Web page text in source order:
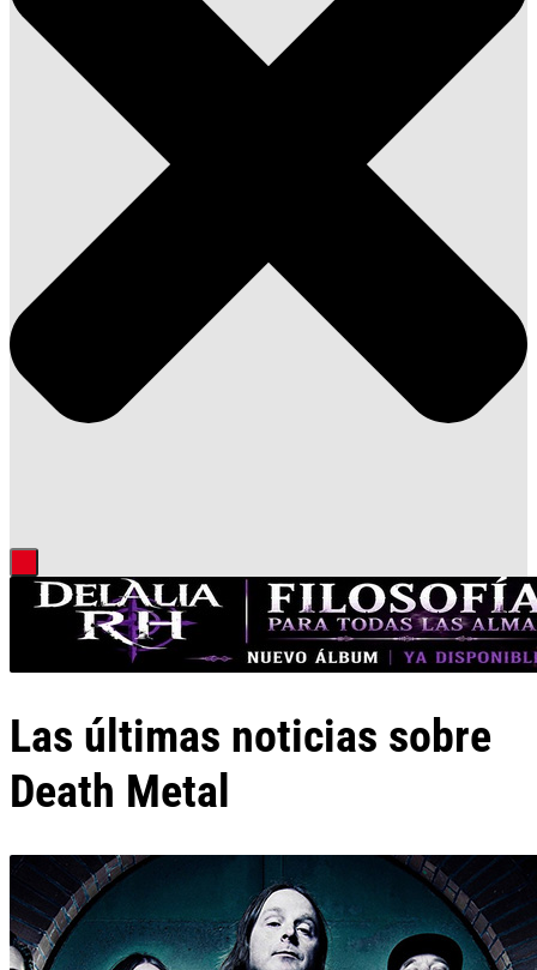
Las últimas noticias sobre
Death Metal